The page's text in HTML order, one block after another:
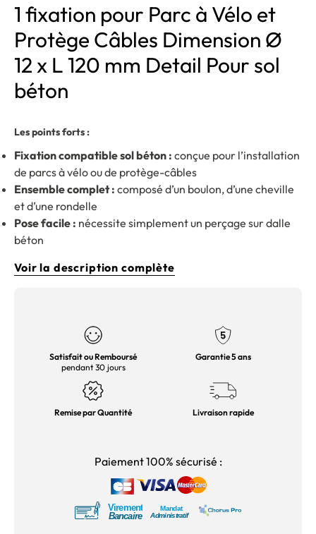
1 fixation pour Parc à Vélo et
Protège Câbles Dimension Ø
12 x L 120 mm Detail Pour sol
béton
Les points forts :
Fixation compatible sol béton : conçue pour l’installation
de parcs à vélo ou de protège-câbles
Ensemble complet : composé d’un boulon, d’une cheville
et d’une rondelle
Pose facile : nécessite simplement un perçage sur dalle
béton
Voir la description complète
Satisfait ou Remboursé
pendant 30 jours
Garantie 5 ans
Remise par Quantité Livraison rapide
Paiement 100% sécurisé :